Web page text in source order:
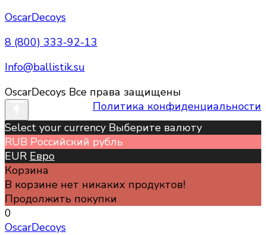
OscarDecoys
8 (800) 333-92-13
Info@ballistik.su
OscarDecoys Все права защищены
Политика конфиденциальности
Select your currency Выберите валюту
RUB Российский рубль
EUR Евро
Корзина
В корзине нет никаких продуктов!
Продолжить покупки
0
OscarDecoys